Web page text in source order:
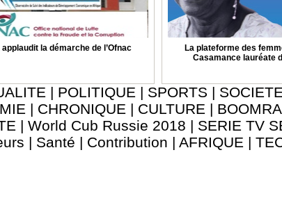
applaudit la démarche de l’Ofnac
La plateforme des
Casamance lauréate
| POLITIQUE | SPORTS | SOCIETE
| CHRONIQUE | CULTURE |
| World Cub Russie 2018 | SERIE TV
| Santé | Contribution | AFRIQUE |